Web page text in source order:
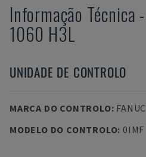
Informação Técnica -
1060 H3L
UNIDADE DE CONTROLO
MARCA DO CONTROLO: FANUC
MODELO DO CONTROLO: 0IMF